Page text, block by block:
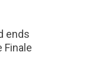
ends
Finale